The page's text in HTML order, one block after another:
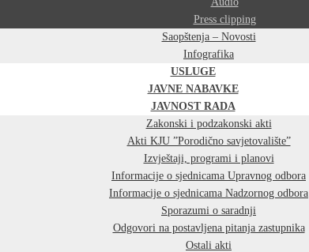
Press clipping
Saopštenja – Novosti
Infografika
USLUGE
JAVNE NABAVKE
JAVNOST RADA
Zakonski i podzakonski akti
Akti KJU ”Porodično savjetovalište”
Izvještaji, programi i planovi
Informacije o sjednicama Upravnog odbora
Informacije o sjednicama Nadzornog odbora
Sporazumi o saradnji
Odgovori na postavljena pitanja zastupnika
Ostali akti